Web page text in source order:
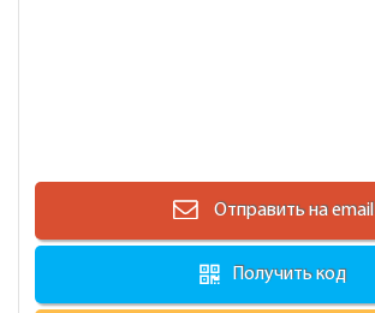
Отправить на email
Получить код